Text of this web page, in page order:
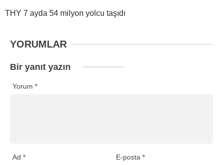
THY 7 ayda 54 milyon yolcu taşıdı
YORUMLAR
Bir yanıt yazın
Yorum *
Ad * E-posta*